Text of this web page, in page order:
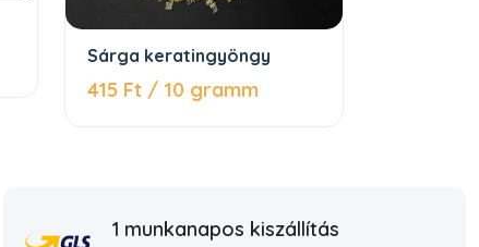
Sárga keratingyöngy
415 Ft / 10 gramm
1 munkanapos kiszállítás